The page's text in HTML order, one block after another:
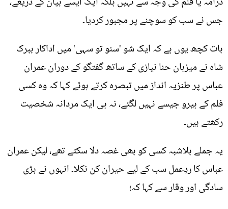
جس نے سب کو سوچنے پر مجبور کردیا۔
بات کچھ یوں ہے کہ ایک شو 'سنو تو سہی' میں اداکار ببرک
شاہ نے میزبان حنا نیازی کے ساتھ گفتگو کے دوران عمران
عباس پر طنزیہ انداز میں تبصرہ کرتے ہوئے کہا کہ وہ کسی
فلم کے ہیرو جیسے نہیں لگتے، نہ ہی ایک مردانہ شخصیت
رکھتے ہیں۔
یہ جملے بلاشبہ کسی کو بھی غصہ دلا سکتے تھے، لیکن عمران
عباس کا ردِعمل سب کے لیے حیران کن نکلا۔ انہوں نے بڑی
سادگی اور وقار سے کہا کہ؛